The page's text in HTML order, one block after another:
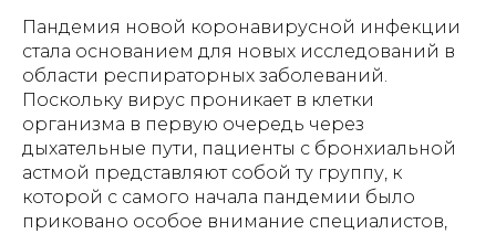
Пандемия новой коронавирусной инфекции
стала основанием для новых исследований в
области респираторных заболеваний.
Поскольку вирус проникает в клетки
организма в первую очередь через
дыхательные пути, пациенты с бронхиальной
астмой представляют собой ту группу, к
которой с самого начала пандемии было
приковано особое внимание специалистов,